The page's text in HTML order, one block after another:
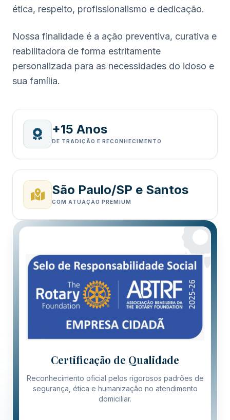
ética, respeito, profissionalismo e dedicação.
Nossa finalidade é a ação preventiva, curativa e
reabilitadora de forma estritamente
personalizada para as necessidades do idoso e
sua família.
+15 Anos
DE TRADIÇÃO E RECONHECIMENTO
São Paulo/SP e Santos
COM ATUAÇÃO PREMIUM
Certificação de Qualidade
Reconhecimento oficial pelos rigorosos padrões de
segurança, ética e humanização no atendimento
domiciliar.